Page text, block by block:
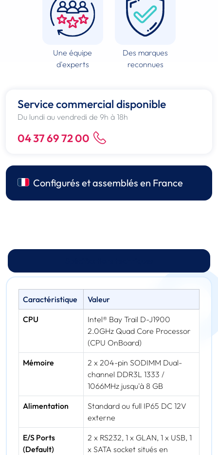
Une équipe
d'experts
Des marques
reconnues
Service commercial disponible
Du lundi au vendredi de 9h à 18h
04 37 69 72 00
Configurés et assemblés en France
Caractéristique Valeur
CPU
Intel® Bay Trail D-J1900
2.0GHz Quad Core Processor
(CPU OnBoard)
Mémoire
2 x 204-pin SODIMM Dual-
channel DDR3L 1333 /
1066MHz jusqu'à 8 GB
Alimentation
Standard ou full IP65 DC 12V
externe
E/S Ports
(Default)
2 x RS232, 1 x GLAN, 1 x USB, 1
x SATA socket situés en